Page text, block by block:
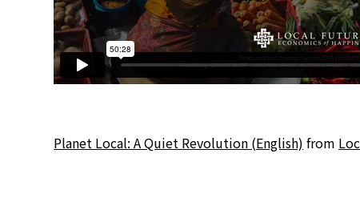
Planet Local: A Quiet Revolution (English) from